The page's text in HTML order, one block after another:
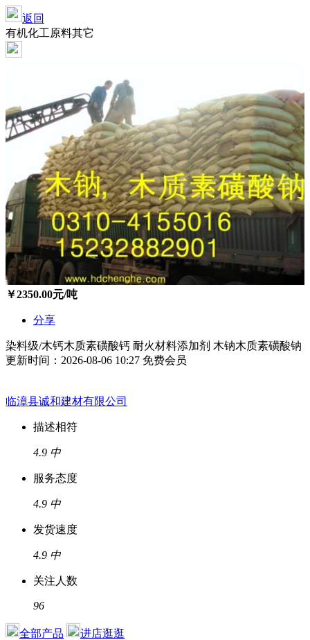
返回
有机化工原料其它
￥2350.00元/吨
分享
染料级/木钙木质素磺酸钙 耐火材料添加剂 木钠木质素磺酸钠
更新时间：2026-08-06 10:27 免费会员
临漳县诚和建材有限公司
描述相符
4.9 中
服务态度
4.9 中
发货速度
4.9 中
关注人数
96
全部产品 进店逛逛